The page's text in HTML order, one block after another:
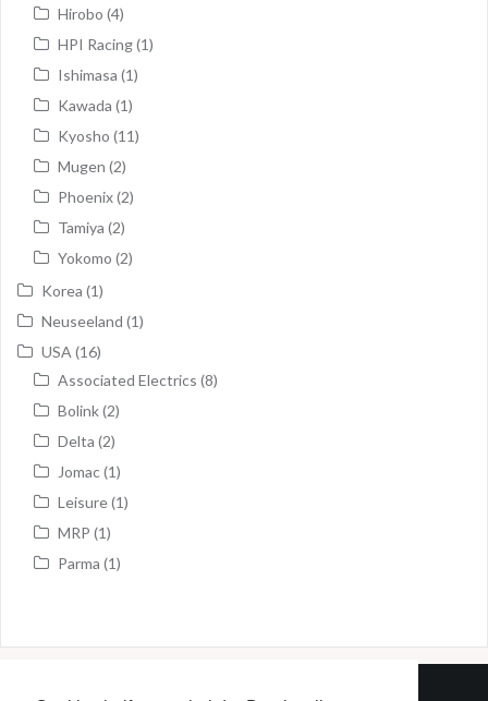
Hirobo (4)
HPI Racing(1)
Ishimasa (1)
Kawada (1)
Kyosho (11)
Mugen (2)
Phoenix(2)
Tamiya (2)
Yokomo (2)
Korea (1)
Neuseeland (1)
USA (16)
Associated Electrics (8)
Bolink(2)
Delta (2)
Jomac(1)
Leisure(1)
MRP (1)
Parma (1)